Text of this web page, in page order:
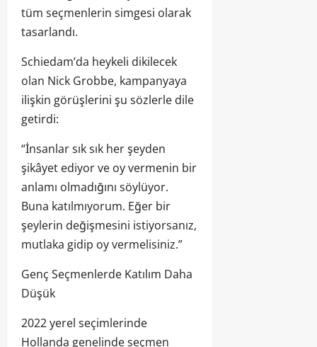
tüm seçmenlerin simgesi olarak
tasarlandı.
Schiedam’da heykeli dikilecek
olan Nick Grobbe, kampanyaya
ilişkin görüşlerini şu sözlerle dile
getirdi:
“İnsanlar sık sık her şeyden
şikâyet ediyor ve oy vermenin bir
anlamı olmadığını söylüyor.
Buna katılmıyorum. Eğer bir
şeylerin değişmesini istiyorsanız,
mutlaka gidip oy vermelisiniz.”
Genç Seçmenlerde Katılım Daha
Düşük
2022 yerel seçimlerinde
Hollanda genelinde seçmen